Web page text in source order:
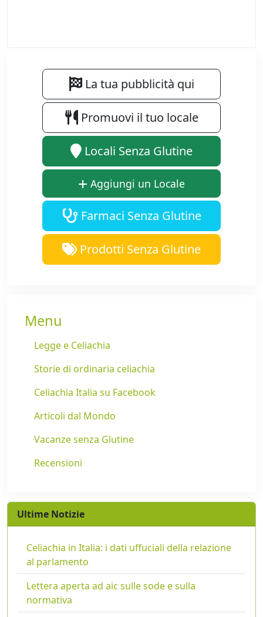
La tua pubblicità qui
Promuovi il tuo locale
Locali Senza Glutine
Aggiungi un Locale
Farmaci Senza Glutine
Prodotti Senza Glutine
Menu
Legge e Celiachia
Storie di ordinaria celiachia
Celiachia Italia su Facebook
Articoli dal Mondo
Vacanze senza Glutine
Recensioni
Ultime Notizie
Celiachia in Italia: i dati uffuciali della relazione
al parlamento
Lettera aperta ad aic sulle sode e sulla
normativa